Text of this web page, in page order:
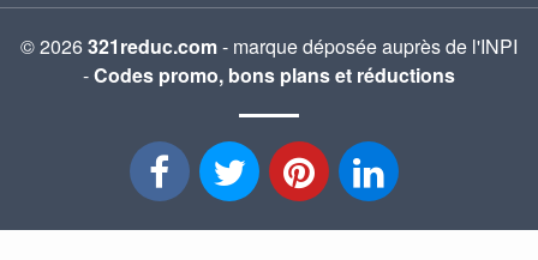
© 2026321reduc.com- marque déposée auprès de l'INPI
-Codes promo, bons plans et réductions